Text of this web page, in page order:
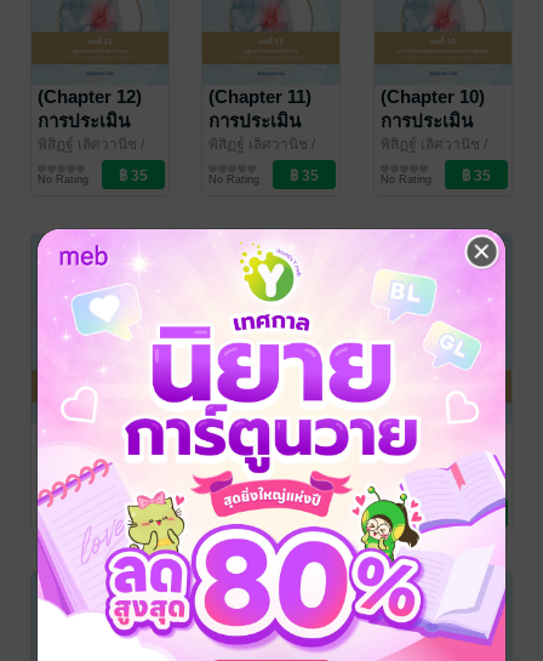
(Chapter 12)
การประเมิน
อาการปวด
สะโพกและการ
ผ่าตัดส่องกล้อง
พิสิฏฐ์ เลิศวานิช /
สำนักพิมพ์ศิริราช
No Rating
(Chapter 11)
การประเมิน
อาการปวด
สะโพกและการ
ผ่าตัดส่องกล้อง
พิสิฏฐ์ เลิศวานิช /
สำนักพิมพ์ศิริราช
No Rating
(Chapter 10)
การประเมิน
อาการปวด
สะโพกและการ
ผ่าตัดส่องกล้อง
พิสิฏฐ์ เลิศวานิช /
สำนักพิมพ์ศิริราช
No Rating
(Chapter 9)
การประเมิน
อาการปวด
สะโพกและการ
ผ่าตัดส่องกล้อง
ข้อสะโพก
พิสิฏฐ์ เลิศวานิช
สำนักพิมพ์ศิริราช
สุขภาพ
No Rating
(Chapter 8)
การประเมิน
อาการปวด
สะโพกและการ
ผ่าตัดส่องกล้อง
ข้อสะโพก
พิสิฏฐ์ เลิศวานิช/
สำนักพิมพ์ศิริราช
สุขภาพ
No Rating
(Chapter 7)
การประเมิน
อาการปวด
สะโพกและการ
ผ่าตัดส่องกล้อง
ข้อสะโพก
พิสิฏฐ์ เลิศวานิช
สำนักพิมพ์ศิริราช
สุขภาพ
No Rating